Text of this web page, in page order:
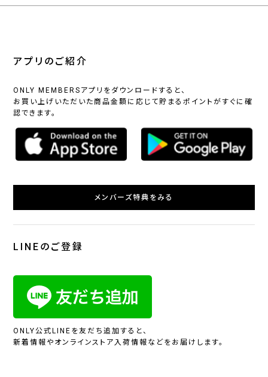
アプリのご紹介
ONLY MEMBERSアプリをダウンロードすると、
お買い上げいただいた商品金額に応じて貯まるポイントがすぐに確
認できます。
メンバーズ特典をみる
LINEのご登録
ONLY公式LINEを友だち追加すると、
新着情報やオンラインストア入荷情報などをお届けします。